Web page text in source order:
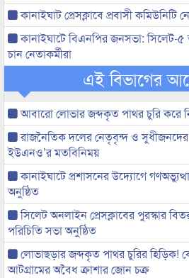
কানাইঘাট প্রেসক্লাবে প্রবাসী কমিউনিটি
কানাইঘাটে বিএনপির জনসভা: সিলেট-৫
চান নেতাকর্মীরা
এই বিভাগের
আবারো লোভার জব্দকৃত পাথর চুরি করে
রাজনৈতিক দলের নেতৃবৃন্দ ও সুধীজনদের
ইউএনও’র মতবিনিময়
কানাইঘাটে প্রশাসনের উদ্যোগে
অনুষ্ঠিত
সিলেট অনলাইন প্রেসক্লাবের পুরস্কার
পরিচিতি সভা অনুষ্ঠিত
লোভাছড়ার জব্দকৃত পাথর চুরির হিড়িক!
আটগ্রামের অবৈধ ক্রাশার জোন চক্র